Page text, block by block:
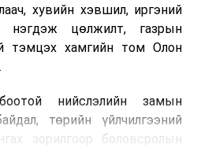
хувийн хэвшил, иргэний
нэгдэж цөлжилт, газрын
тэмцэх хамгийн том Олон
нийслэлийн замын
төрийн үйлчилгээний
зорилгоор боловсролын